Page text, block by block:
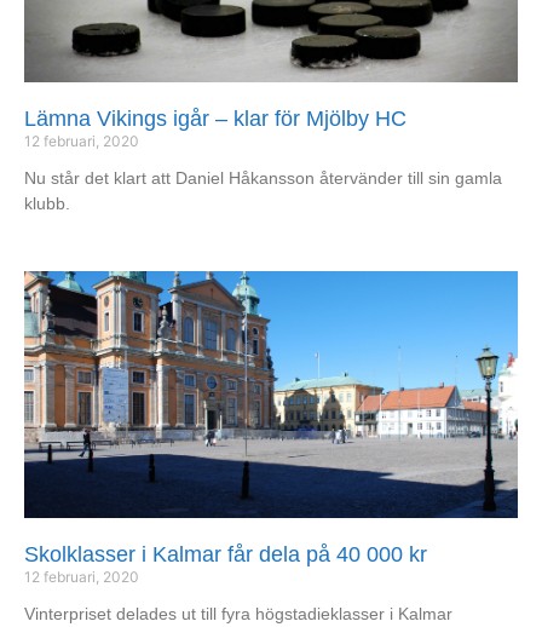
Lämna Vikings igår – klar för Mjölby HC
12 februari, 2020
Nu står det klart att Daniel Håkansson återvänder till sin gamla
klubb.
Skolklasser i Kalmar får dela på 40 000 kr
12 februari, 2020
Vinterpriset delades ut till fyra högstadieklasser i Kalmar